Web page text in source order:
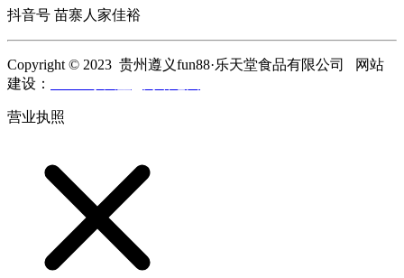
抖音号 苗寨人家佳裕
Copyright © 2023 贵州遵义fun88·乐天堂食品有限公司 网站
建设：
营业执照